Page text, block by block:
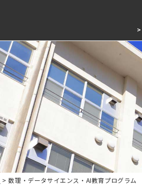
>
> 数理・データサイエンス・AI教育プログラム